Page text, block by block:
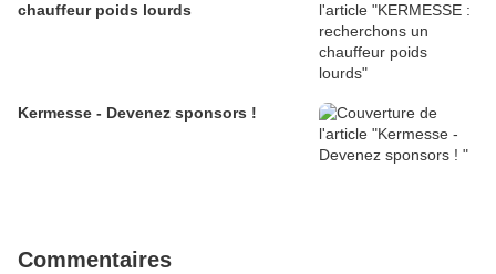
chauffeur poids lourds
Kermesse - Devenez sponsors !
Commentaires